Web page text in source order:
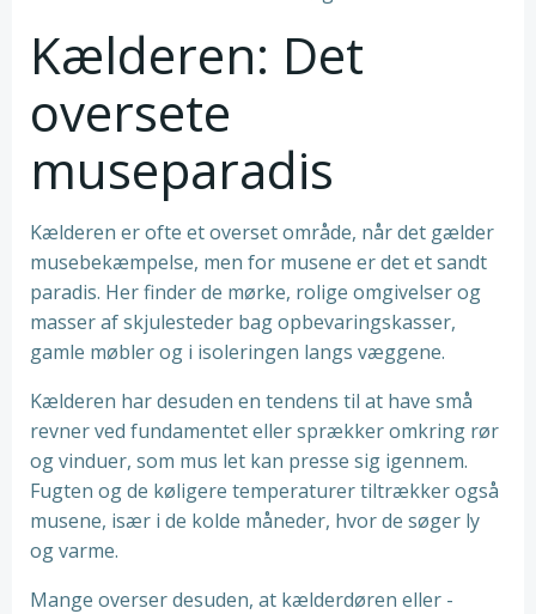
Kælderen: Det
oversete
museparadis
Kælderen er ofte et overset område, når det gælder
musebekæmpelse, men for musene er det et sandt
paradis. Her finder de mørke, rolige omgivelser og
masser af skjulesteder bag opbevaringskasser,
gamle møbler og i isoleringen langs væggene.
Kælderen har desuden en tendens til at have små
revner ved fundamentet eller sprækker omkring rør
og vinduer, som mus let kan presse sig igennem.
Fugten og de køligere temperaturer tiltrækker også
musene, især i de kolde måneder, hvor de søger ly
og varme.
Mange overser desuden, at kælderdøren eller -